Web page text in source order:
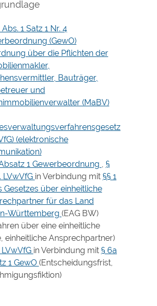
1 Satz 1 Nr. 4
(GewO)
über die Pflichten der
Bauträger,
und
(MaBV)
(elektronische
1 Gewerbeordnung
§
LVwVfG in Verbindung mit §§ 1
Gesetzes über einheitliche
für das Land
Württemberg (EAG BW)
über eine einheitliche
einheitliche Ansprechpartner)
LVwVfG in Verbindung mit § 6a
1 GewO (Entscheidungsfrist,